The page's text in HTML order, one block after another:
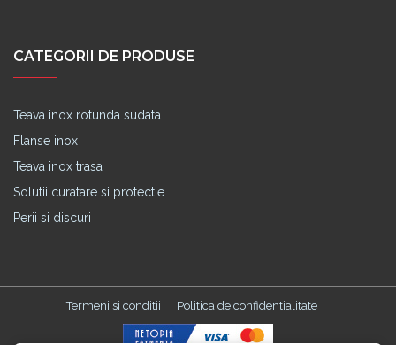
CATEGORII DE PRODUSE
Teava inox rotunda sudata
Flanse inox
Teava inox trasa
Solutii curatare si protectie
Perii si discuri
Termeni si conditii Politica de confidentialitate